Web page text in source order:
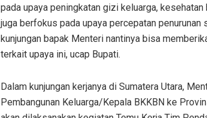
pada upaya peningkatan gizi keluarga,
juga berfokus pada upaya percepatan penurunan
kunjungan bapak Menteri nantinya bisa
terkait upaya ini, ucap Bupati.
Dalam kunjungan kerjanya di Sumatera Utara,
Pembangunan Keluarga/Kepala BKKBN ke